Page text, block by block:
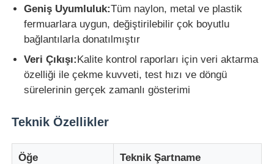
aşınma test makinesi
kauçuk test cihazları
Ayakkabı Test Cihazları
Geniş Uyumluluk:Tüm naylon, metal ve plastik
fermuarlara uygun, değiştirilebilir çok boyutlu
bağlantılarla donatılmıştır
Veri Çıkışı:Kalite kontrol raporları için veri aktarma
özelliği ile çekme kuvveti, test hızı ve döngü
sürelerinin gerçek zamanlı gösterimi
Teknik Özellikler
Öğe Teknik Şartname